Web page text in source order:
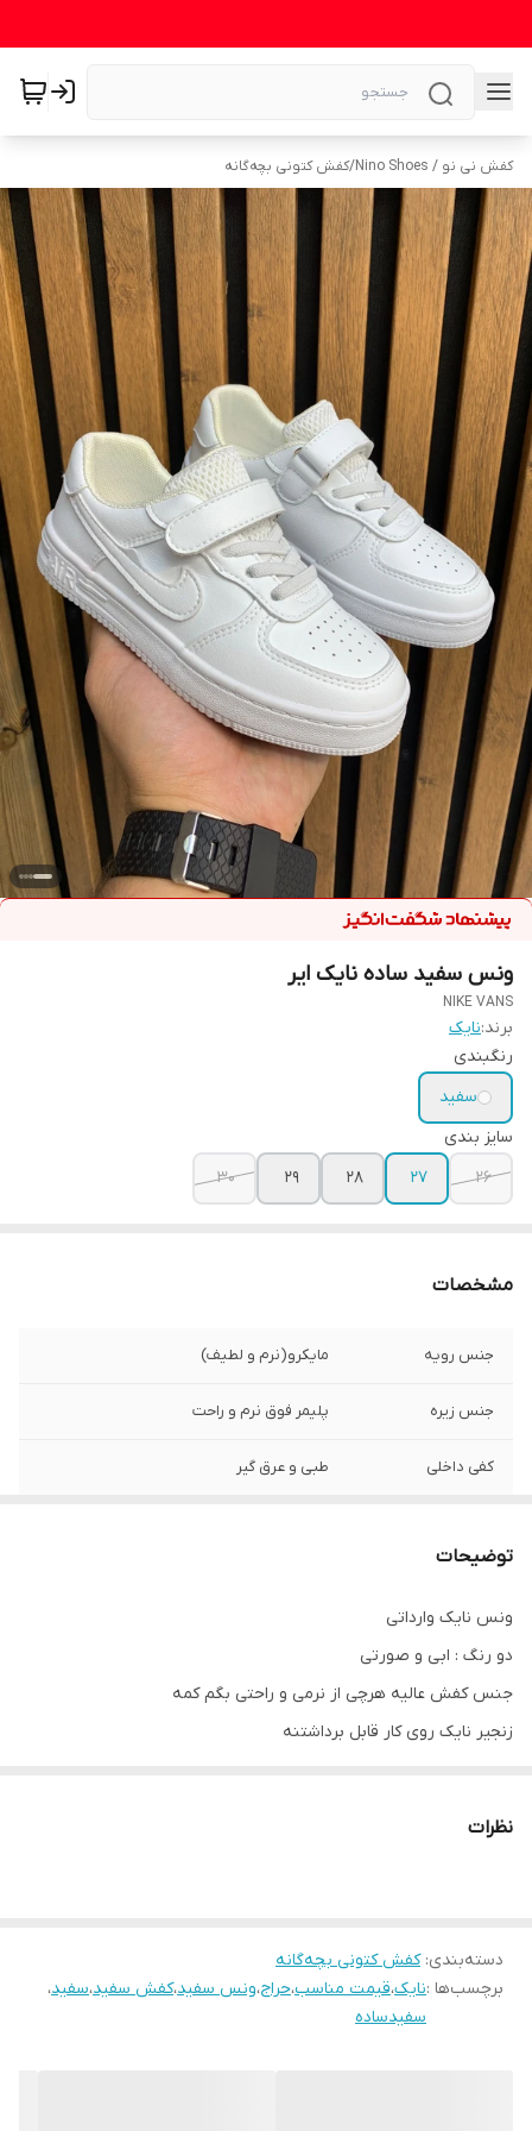
کفش نی نو / Nino Shoes /کفش کتونی بچه‌گانه
ونس سفید ساده نایک ایر
NIKE VANS
برند:نایک
رنگبندی
سفید
سایز بندی
26
27
28
29
30
مشخصات
جنس رویه مایکرو(نرم و لطیف)
جنس زیره پلیمر فوق نرم و راحت
کفی داخلی طبی و عرق گیر
توضیحات
ونس نایک وارداتی
دو رنگ : ابی و صورتی
جنس کفش عالیه هرچی از نرمی و راحتی بگم کمه
زنجیر نایک روی کار قابل برداشتنه
26 مناسب پای 17 سانت
27 مناسب پای 17/5 سانت
نظرات
دسته‌بندی:کفش کتونی بچه‌گانه
برچسب‌ها :نایک،قیمت مناسب،حراج،ونس سفید،کفش سفید،سفید،
سفیدساده